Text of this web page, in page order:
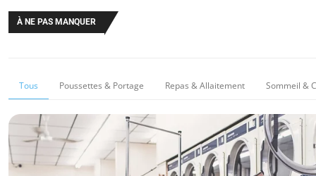
À NE PAS MANQUER
Tous Poussettes & Portage Repas & Allaitement Sommeil &